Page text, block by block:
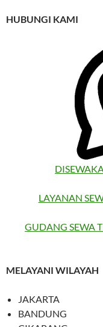
HUBUNGI KAMI
LAYANAN
GUDANG SEWA
MELAYANI WILAYAH
JAKARTA
BANDUNG